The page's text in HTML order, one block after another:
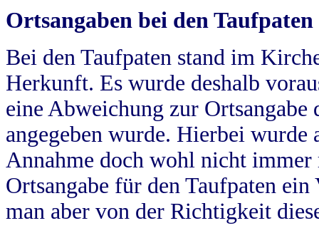
Ortsangaben bei den Taufpaten
Bei den Taufpaten stand im
Herkunft. Es wurde deshalb
eine Abweichung zur
angegeben wurde. Hierbei wurde
Annahme doch wohl nicht
Ortsangabe für den Taufpaten
man aber von der Richtigkeit